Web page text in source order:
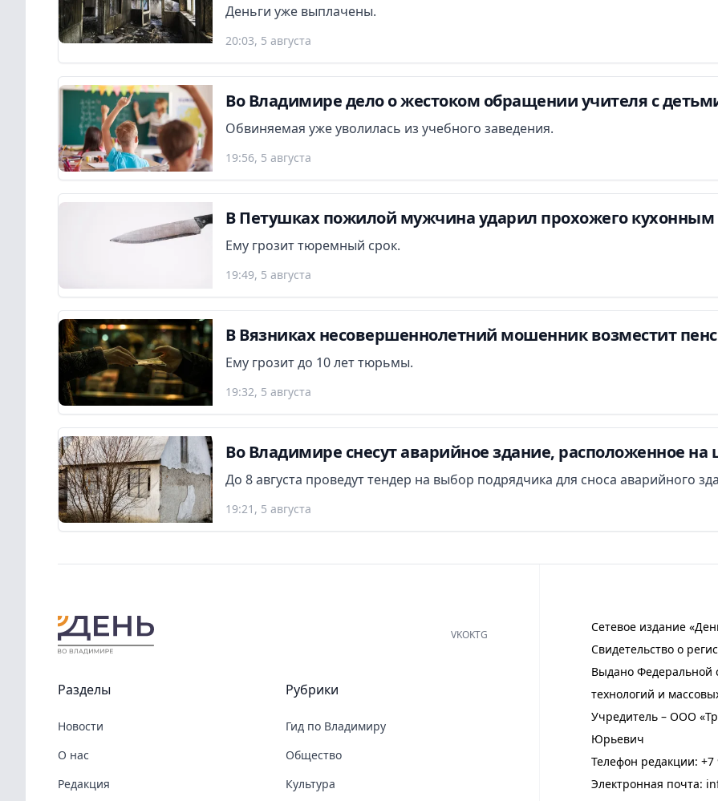
Деньги уже выплачены.
20:03, 5 августа
Во Владимире дело о жестоком обращении учителя с
Обвиняемая уже уволилась из учебного заведения.
19:56, 5 августа
В Петушках пожилой мужчина ударил прохожего
Ему грозит тюремный срок.
19:49, 5 августа
В Вязниках несовершеннолетний мошенник возместит
Ему грозит до 10 лет тюрьмы.
19:32, 5 августа
Во Владимире снесут аварийное здание, расположенное на
До 8 августа проведут тендер на выбор подрядчика для сноса аварийного
19:21, 5 августа
Сетевое издание
Свидетельство о
Выдано Федеральной
технологий и
Учредитель – ООО
Юрьевич
Телефон редакции: +7
Электронная почта:
VKOKTG
Разделы
Новости
О нас
Редакция
Рубрики
Гид по Владимиру
Общество
Культура